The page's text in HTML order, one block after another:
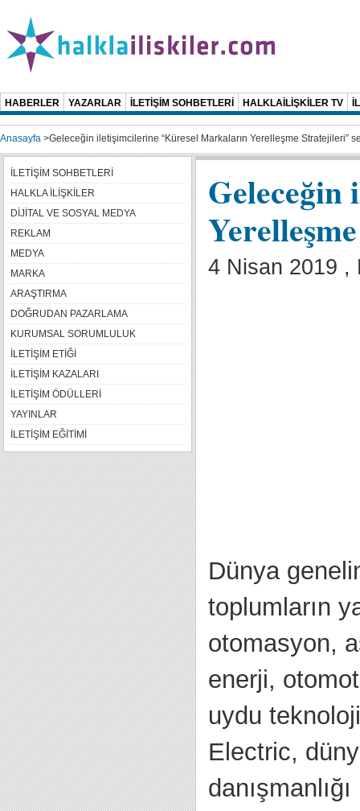
HABERLER YAZARLAR İLETİŞİM SOHBETLERİ HALKLAİLİŞKİLER TV
Anasayfa >Geleceğin iletişimcilerine “Küresel Markaların Yerelleşme Stratejileri”
4 Nisan 2019 ,
Dünya
toplumların
otomasyon,
enerji,
uydu
Electric,
İLETİŞİM SOHBETLERİ
HALKLA İLİŞKİLER
DİJİTAL VE SOSYAL MEDYA
REKLAM
MEDYA
MARKA
ARAŞTIRMA
DOĞRUDAN PAZARLAMA
KURUMSAL SORUMLULUK
İLETİŞİM ETİĞİ
İLETİŞİM KAZALARI
İLETİŞİM ÖDÜLLERİ
YAYINLAR
İLETİŞİM EĞİTİMİ